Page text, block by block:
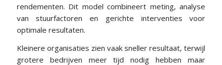
rendementen. Dit model combineert meting, analyse
van stuurfactoren en gerichte interventies voor
optimale resultaten.
Kleinere organisaties zien vaak sneller resultaat, terwijl
grotere bedrijven meer tijd nodig hebben maar